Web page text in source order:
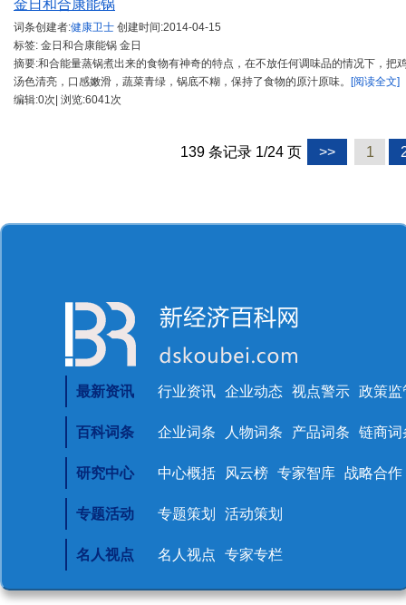
金日和合康能锅
词条创建者:健康卫士 创建时间:2014-04-15
标签: 金日和合康能锅 金日
摘要:和合能量蒸锅煮出来的食物有神奇的特点，在不放任何调味品的情况下，
汤色清亮，口感嫩滑，蔬菜青绿，锅底不糊，保持了食物的原汁原味。
[阅读全文]
编辑:0次| 浏览:6041次
139 条记录 1/24 页 >> 1
最新资讯 行业资讯 企业动态 视点警示 政策监
百科词条 企业词条 人物词条 产品词条 链商词
研究中心 中心概括 风云榜 专家智库 战略合作
专题活动 专题策划 活动策划
名人视点 名人视点 专家专栏